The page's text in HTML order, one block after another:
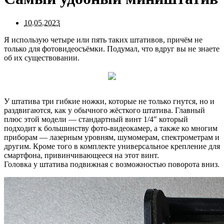
10.05.2023
Я использую четыре или пять таких штативов, причём не
только для фотовидеосъёмки. Подумал, что вдруг вы не знаете
об их существовании.
У штатива три гибкие ножки, которые не только гнутся, но и
раздвигаются, как у обычного жёсткого штатива. Главный
плюс этой модели — стандартный винт 1/4″ который
подходит к большинству фото-видеокамер, а также ко многим
приборам — лазерным уровням, шумомерам, спектрометрам и
другим. Кроме того в комплекте универсальное крепление для
смартфона, привинчивающееся на этот винт.
Головка у штатива подвижная с возможностью поворота вниз.